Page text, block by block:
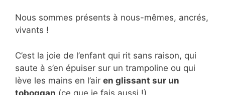
Nous sommes présents à nous-mêmes, ancrés,
vivants !
C’est la joie de l’enfant qui rit sans raison, qui
saute à s’en épuiser sur un trampoline ou qui
lève les mains en l’air en glissant sur un
toboggan (ce que je fais aussi !).